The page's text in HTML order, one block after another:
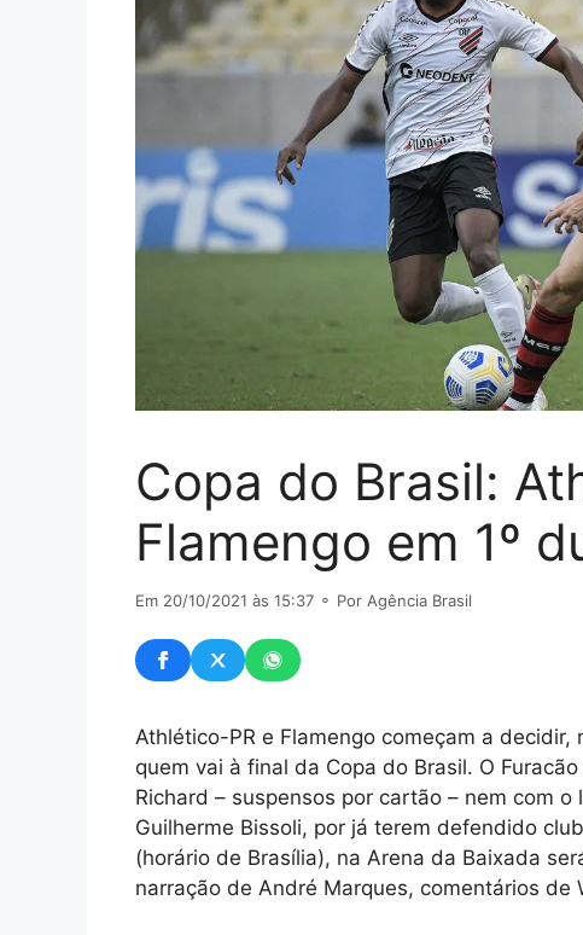
Copa do Brasil:
Flamengo em 1º
Em 20/10/2021 às 15:37 ⚬ Por Agência Brasil
Athlético-PR e Flamengo começam a
quem vai à final da Copa do Brasil. O
Richard – suspensos por cartão – nem com
Guilherme Bissoli, por já terem defendido
(horário de Brasília), na Arena da Baixada
narração de André Marques, comentários